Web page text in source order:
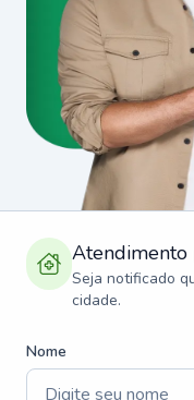
Atendimento
Seja notificado
cidade.
Nome